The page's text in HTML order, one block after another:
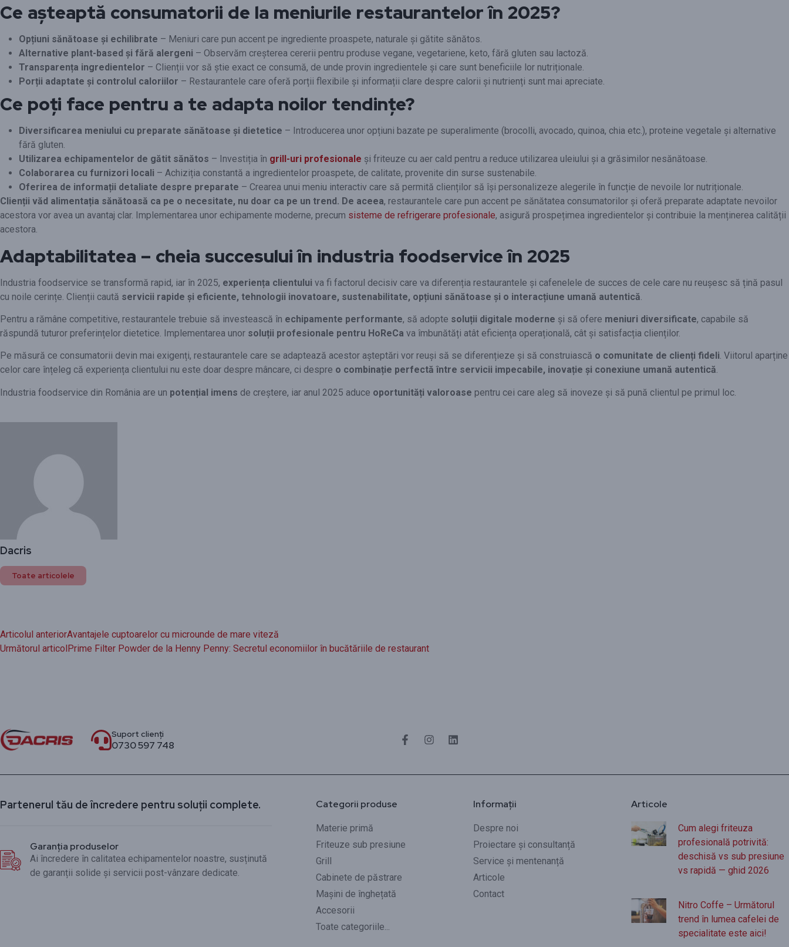
Ce așteaptă consumatorii de la meniurile restaurantelor în 2025?
Opțiuni sănătoase și echilibrate – Meniuri care pun accent pe ingrediente proaspete, naturale și gătite sănătos.
Alternative plant-based și fără alergeni – Observăm creșterea cererii pentru produse vegane, vegetariene, keto, fără gluten sau lactoză.
Transparența ingredientelor – Clienții vor să știe exact ce consumă, de unde provin ingredientele și care sunt beneficiile lor nutriționale.
Porții adaptate și controlul caloriilor – Restaurantele care oferă porții flexibile și informații clare despre calorii și nutrienți sunt mai apreciate.
Ce poți face pentru a te adapta noilor tendințe?
Diversificarea meniului cu preparate sănătoase și dietetice – Introducerea unor opțiuni bazate pe superalimente (brocolli, avocado, quinoa, chia etc.), proteine vegetale și alternative
fără gluten.
Utilizarea echipamentelor de gătit sănătos – Investiția în grill-uri profesionale și friteuze cu aer cald pentru a reduce utilizarea uleiului și a grăsimilor nesănătoase.
Colaborarea cu furnizori locali – Achiziția constantă a ingredientelor proaspete, de calitate, provenite din surse sustenabile.
Oferirea de informații detaliate despre preparate – Crearea unui meniu interactiv care să permită clienților să își personalizeze alegerile în funcție de nevoile lor nutriționale.
Clienții văd alimentația sănătoasă ca pe o necesitate, nu doar ca pe un trend. De aceea, restaurantele care pun accent pe sănătatea consumatorilor și oferă preparate adaptate nevoilor
acestora vor avea un avantaj clar. Implementarea unor echipamente moderne, precum sisteme de refrigerare profesionale, asigură prospețimea ingredientelor și contribuie la menținerea calității
acestora.
Adaptabilitatea – cheia succesului în industria foodservice în 2025
Industria foodservice se transformă rapid, iar în 2025, experiența clientului va fi factorul decisiv care va diferenția restaurantele și cafenelele de succes de cele care nu reușesc să țină pasul
cu noile cerințe. Clienții caută servicii rapide și eficiente, tehnologii inovatoare, sustenabilitate, opțiuni sănătoase și o interacțiune umană autentică
Pentru a rămâne competitive, restaurantele trebuie să investească în echipamente performante, să adopte soluții digitale moderne și să ofere meniuri diversificate, capabile să
răspundă tuturor preferințelor dietetice. Implementarea unor soluții profesionale pentru HoReCa va îmbunătăți atât eficiența operațională, cât și satisfacția clienților.
Pe măsură ce consumatorii devin mai exigenți, restaurantele care se adaptează acestor așteptări vor reuși să se diferențieze și să construiască o comunitate de clienți fideli. Viitorul aparține
celor care înțeleg că experiența clientului nu este doar despre mâncare, ci despre o combinație perfectă între servicii impecabile, inovație și conexiune umană autentică.
Industria foodservice din România are un potențial imens de creștere, iar anul 2025 aduce oportunități valoroase pentru cei care aleg să inoveze și să pună clientul pe primul loc.
Dacris
Toate articolele
Articolul anteriorAvantajele cuptoarelor cu microunde de mare viteză
Următorul articol Prime Filter Powder de la Henny Penny: Secretul economiilor în bucătăriile de restaurant
Suport clienți
0730 597 748
Partenerul tău de încredere pentru soluții complete.
Garanția produselor
Ai încredere în calitatea echipamentelor noastre, susținută
de garanții solide și servicii post-vânzare dedicate.
Categorii produse
Materie primă
Friteuze sub presiune
Grill
Cabinete de păstrare
Mașini de înghețată
Accesorii
Toate categoriile...
Informații
Despre noi
Proiectare și consultanță
Service și mentenanță
Articole
Contact
Articole
Cum alegi friteuza
profesională potrivită:
deschisă vs sub presiune
vs rapidă — ghid 2026
Nitro Coffe – Următorul
trend în lumea cafelei de
specialitate este aici!